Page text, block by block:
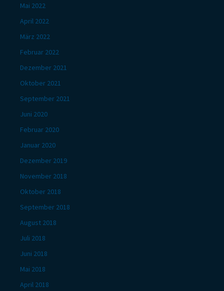
Mai 2022
April 2022
März 2022
Februar 2022
Dezember 2021
Oktober 2021
September 2021
Juni 2020
Februar 2020
Januar 2020
Dezember 2019
November 2018
Oktober 2018
September 2018
August 2018
Juli 2018
Juni 2018
Mai 2018
April 2018